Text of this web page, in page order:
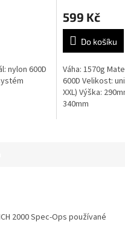
nylon 600D
599 Kč
Do košíku
Váha: 1570g
600D Velikost:
XXL) Výška:
340mm
2000 Spec-Ops používané